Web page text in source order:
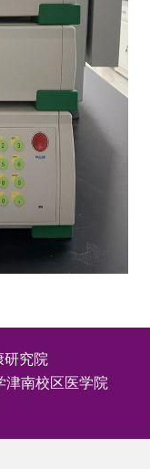
研究院
津南校区医学院